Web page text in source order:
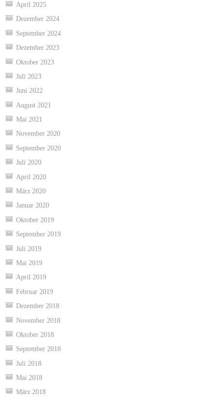
April 2025
Dezember 2024
September 2024
Dezember 2023
Oktober 2023
Juli 2023
Juni 2022
August 2021
Mai 2021
November 2020
September 2020
Juli 2020
April 2020
März 2020
Januar 2020
Oktober 2019
September 2019
Juli 2019
Mai 2019
April 2019
Februar 2019
Dezember 2018
November 2018
Oktober 2018
September 2018
Juli 2018
Mai 2018
März 2018